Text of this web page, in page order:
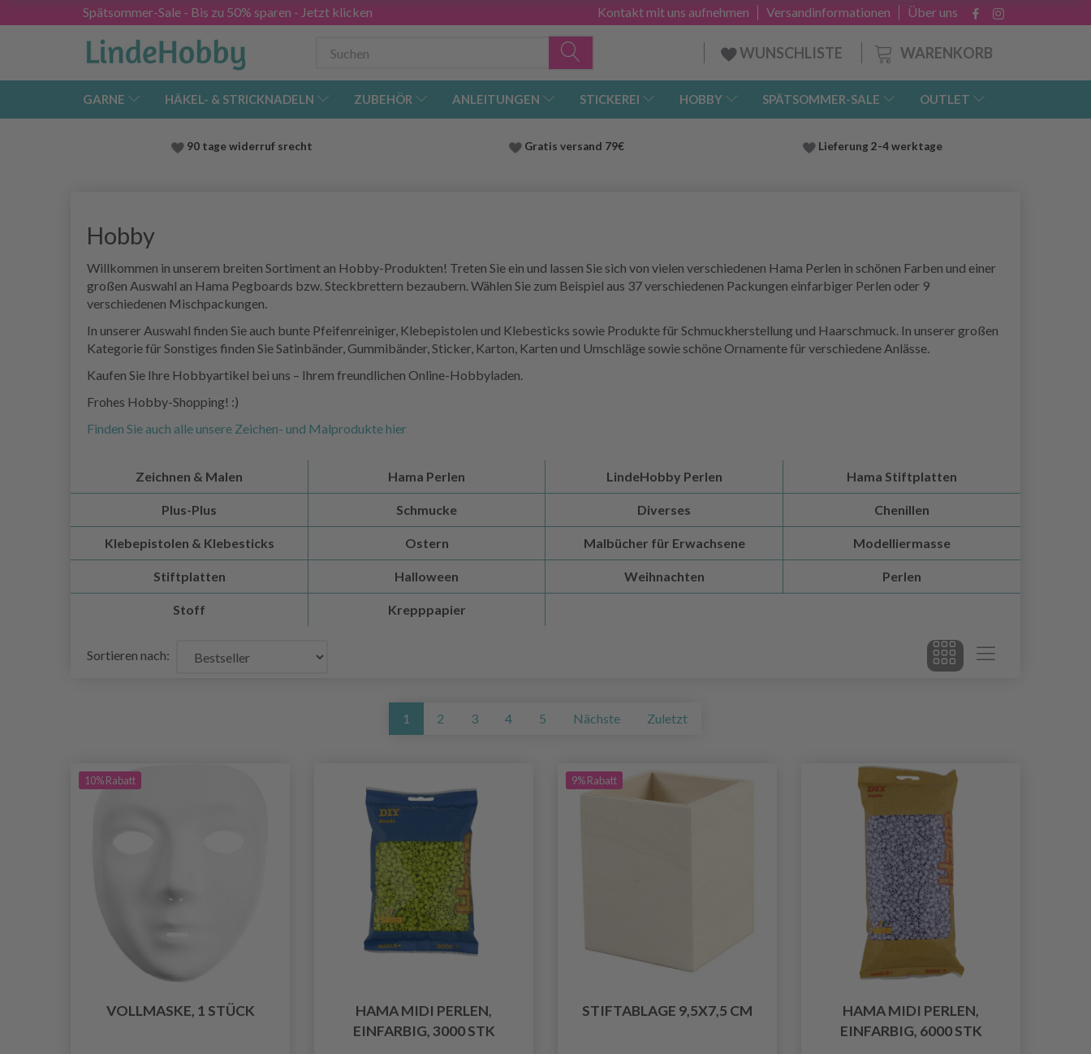
Spätsommer-Sale - Bis zu 50% sparen - Jetzt klicken Über uns
Versandinformationen
Kontakt mit uns aufnehmen
WARENKORB
WUNSCHLISTE
GARNE HÄKEL- & STRICKNADELN ZUBEHÖR ANLEITUNGEN STICKEREI HOBBY SPÄTSOMMER-SALE OUTLET
90 tage widerruf srecht Gratis versand 79€ Lieferung 2-4 werktage
Hobby
Willkommen in unserem breiten Sortiment an Hobby-Produkten! Treten Sie ein und lassen Sie sich von vielen verschiedenen Hama Perlen in schönen Farben und einer
großen Auswahl an Hama Pegboards bzw. Steckbrettern bezaubern. Wählen Sie zum Beispiel aus 37 verschiedenen Packungen einfarbiger Perlen oder 9
verschiedenen Mischpackungen.
In unserer Auswahl finden Sie auch bunte Pfeifenreiniger, Klebepistolen und Klebesticks sowie Produkte für Schmuckherstellung und Haarschmuck. In unserer großen
Kategorie für Sonstiges finden Sie Satinbänder, Gummibänder, Sticker, Karton, Karten und Umschläge sowie schöne Ornamente für verschiedene Anlässe.
Kaufen Sie Ihre Hobbyartikel bei uns – Ihrem freundlichen Online-Hobbyladen.
Frohes Hobby-Shopping! :)
Finden Sie auch alle unsere Zeichen- und Malprodukte hier
Zeichnen & Malen Hama Perlen LindeHobby Perlen Hama Stiftplatten
Plus-Plus Schmucke Diverses Chenillen
Klebepistolen & Klebesticks Ostern Malbücher für Erwachsene Modelliermasse
Stiftplatten Halloween Weihnachten Perlen
Stoff Krepppapier
Sortieren nach:
1 2 3 4 5 Nächste Zuletzt
10% Rabatt
VOLLMASKE, 1 STÜCK
HAMA MIDI PERLEN,
EINFARBIG, 3000 STK
9% Rabatt
STIFTABLAGE 9,5X7,5 CM
HAMA MIDI PERLEN,
EINFARBIG, 6000 STK